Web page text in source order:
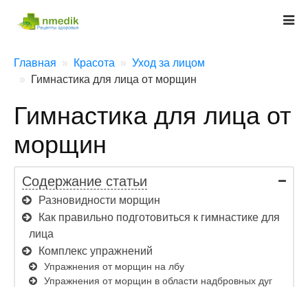
Главная Красота
Уход за лицом
Гимнастика для лица от морщин
Гимнастика для лица от
морщин
Содержание статьи
Разновидности морщин
Как правильно подготовиться к гимнастике для
лица
Комплекс упражнений
Упражнения от морщин на лбу
Упражнения от морщин в области надбровных дуг